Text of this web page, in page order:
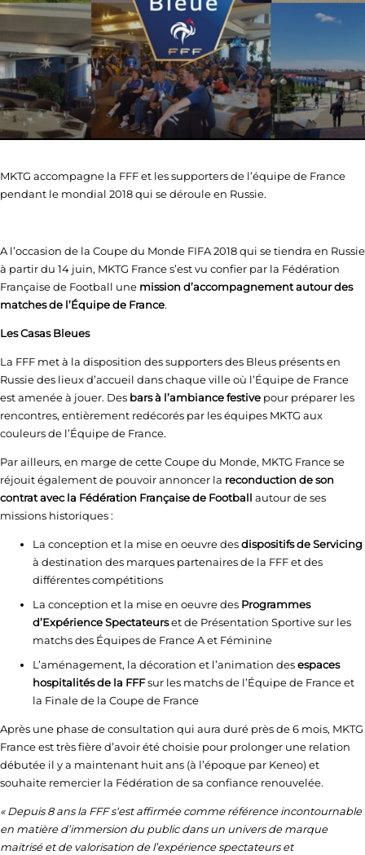
MKTG accompagne la FFF et les supporters de l’équipe de France
pendant le mondial 2018 qui se déroule en Russie.
A l’occasion de la Coupe du Monde FIFA 2018 qui se tiendra en Russie
à partir du 14 juin, MKTG France s’est vu confier par la Fédération
Française de Football une mission d’accompagnement autour des
matches de l’Équipe de France.
Les Casas Bleues
La FFF met à la disposition des supporters des Bleus présents en
Russie des lieux d’accueil dans chaque ville où l’Équipe de France
est amenée à jouer. Des bars à l’ambiance festive pour préparer les
rencontres, entièrement redécorés par les équipes MKTG aux
couleurs de l’Équipe de France.
Par ailleurs, en marge de cette Coupe du Monde, MKTG France se
réjouit également de pouvoir annoncer la reconduction de son
contrat avec la Fédération Française de Football autour de ses
missions historiques :
La conception et la mise en oeuvre desdispositifs de Servicing
à destination des marques partenaires de la FFF et des
différentes compétitions
La conception et la mise en oeuvre des Programmes
d’Expérience Spectateurset de Présentation Sportive sur les
matchs des Équipes de France A et Féminine
L’aménagement, la décoration et l’animation desespaces
hospitalités de la FFFsur les matchs de l’Équipe de France et
la Finale de la Coupe de France
Après une phase de consultation qui aura duré près de 6 mois, MKTG
France est très fière d’avoir été choisie pour prolonger une relation
débutée il y a maintenant huit ans (à l’époque par Keneo) et
souhaite remercier la Fédération de sa confiance renouvelée.
« Depuis 8 ans la FFF s‘est affirmée comme référence incontournable
en matière d’immersion du public dans un univers de marque
maitrisé et de valorisation de l’expérience spectateurs et